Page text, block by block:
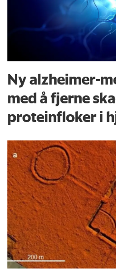
Ny alzheimer-
med å fjerne
proteinfloker i